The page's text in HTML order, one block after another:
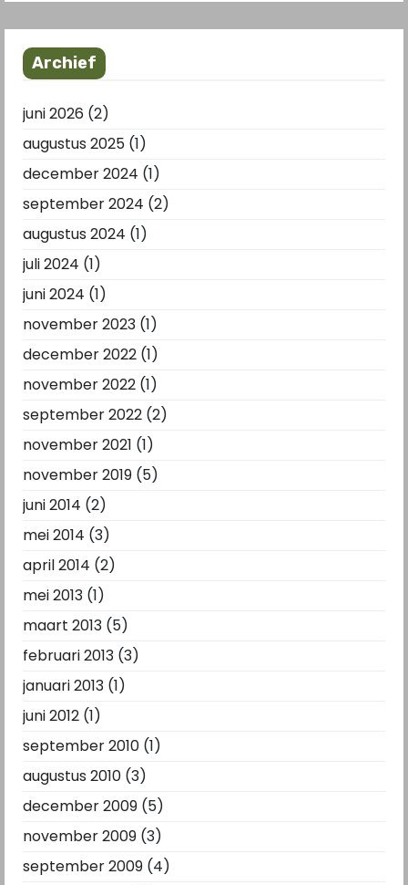
Archief
juni 2026 (2)
augustus 2025 (1)
december 2024 (1)
september 2024 (2)
augustus 2024 (1)
juli 2024 (1)
juni 2024 (1)
november 2023 (1)
december 2022 (1)
november 2022 (1)
september 2022 (2)
november 2021 (1)
november 2019 (5)
juni 2014 (2)
mei 2014 (3)
april 2014 (2)
mei 2013 (1)
maart 2013 (5)
februari 2013 (3)
januari 2013 (1)
juni 2012 (1)
september 2010 (1)
augustus 2010 (3)
december 2009 (5)
november 2009 (3)
september 2009 (4)